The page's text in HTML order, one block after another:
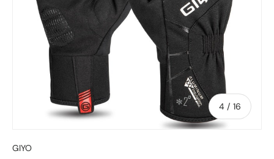
4 / von
16
GIYO